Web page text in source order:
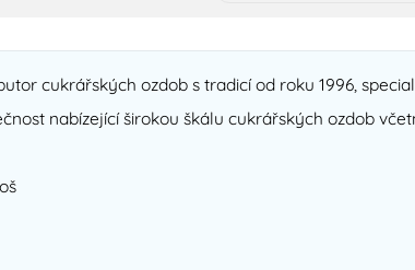
cukrářských ozdob s tradicí od roku 1996,
nabízející širokou škálu cukrářských ozdob